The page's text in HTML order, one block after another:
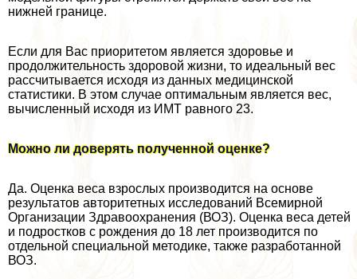
нижней границе.
Если для Вас приоритетом является здоровье и
продолжительность здоровой жизни, то идеальный вес
рассчитывается исходя из данных медицинской
статистики. В этом случае оптимальным является вес,
вычисленный исходя из ИМТ равного 23.
Можно ли доверять полученной оценке?
Да. Оценка веса взрослых производится на основе
результатов авторитетных исследований Всемирной
Организации Здравоохранения (ВОЗ). Оценка веса детей
и подростков с рождения до 18 лет производится по
отдельной специальной методике, также разработанной
ВОЗ.